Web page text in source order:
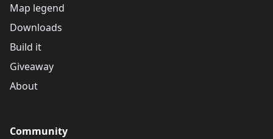
Map legend
Downloads
Build it
Giveaway
About
Community